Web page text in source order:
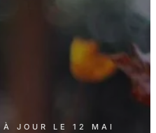
À JOUR LE 12 MAI